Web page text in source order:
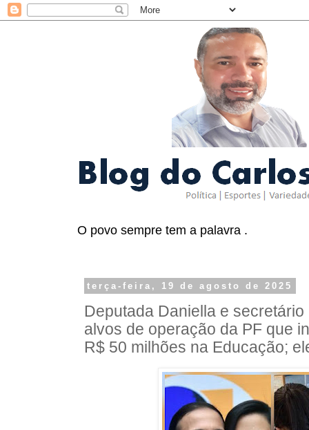
O povo sempre tem a palavra .
terça-feira, 19 de agosto de 2025
Deputada Daniella e
alvos de operação da PF que
R$ 50 milhões na Educação;